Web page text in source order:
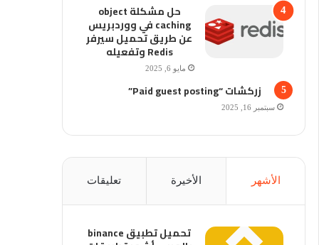
حل مشكلة object
caching في ووردبريس
عن طريق تحميل سيرفر
Redis وتفعيله
مايو 6, 2025
زركشات “Paid guest posting”
سبتمبر 16, 2025
الأشهر الأخيرة تعليقات
تحميل تطبيق binance